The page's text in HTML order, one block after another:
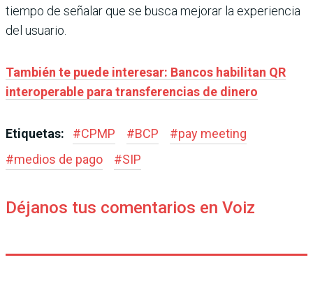
tiempo de señalar que se busca mejorar la experiencia
del usuario.
También te puede interesar: Bancos habilitan QR
interoperable para transferencias de dinero
Etiquetas: #CPMP #BCP #pay meeting
#medios de pago #SIP
Déjanos tus comentarios en Voiz